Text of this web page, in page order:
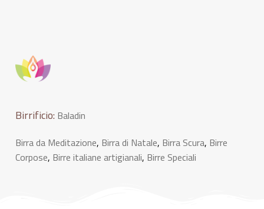
Birrificio: Baladin
Birra da Meditazione, Birra di Natale, Birra Scura, Birre
Corpose, Birre italiane artigianali, Birre Speciali